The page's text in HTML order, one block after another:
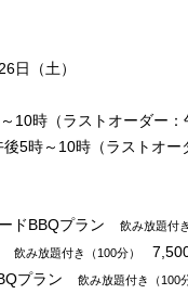
日（土）
10時（ラストオーダー
後5時～10時（ラストオ
ドBBQプラン
飲み放題付
飲み放題付き（100分）
プラン
飲み放題付き（